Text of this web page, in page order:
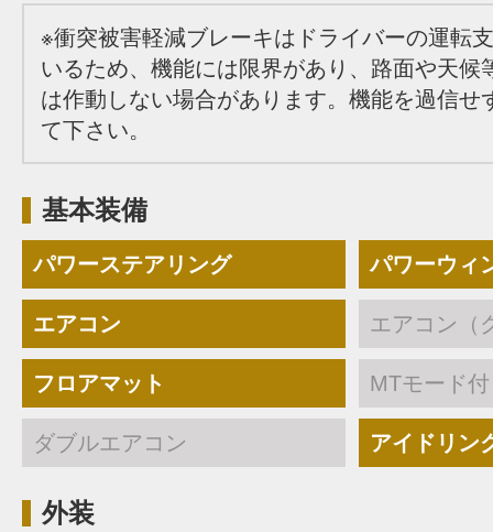
※衝突被害軽減ブレーキはドライバーの運転
いるため、機能には限界があり、路面や天候
は作動しない場合があります。機能を過信せ
て下さい。
基本装備
パワーステアリング パワーウィ
エアコン エアコン（
フロアマット MTモード
ダブルエアコン アイドリン
外装